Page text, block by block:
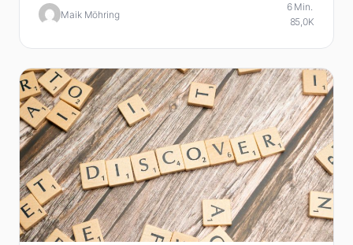
Maik Möhring
6 Min.
85,0K